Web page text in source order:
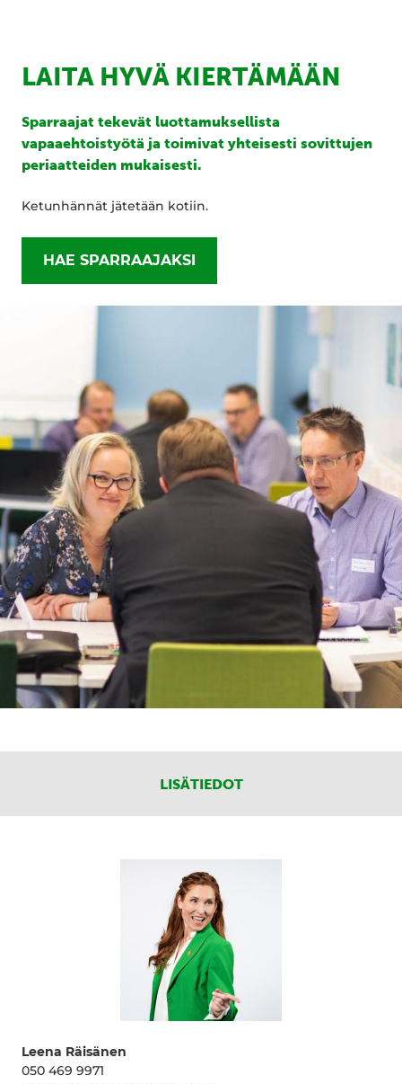
LAITA HYVÄ KIERTÄMÄÄN
Sparraajat tekevät luottamuksellista
vapaaehtoistyötä ja toimivat yhteisesti sovittujen
periaatteiden mukaisesti.
Ketunhännät jätetään kotiin.
HAE SPARRAAJAKSI
LISÄTIEDOT
Leena Räisänen
050 469 9971